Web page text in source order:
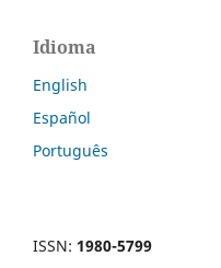
Idioma
English
Español
Português
ISSN: 1980-5799